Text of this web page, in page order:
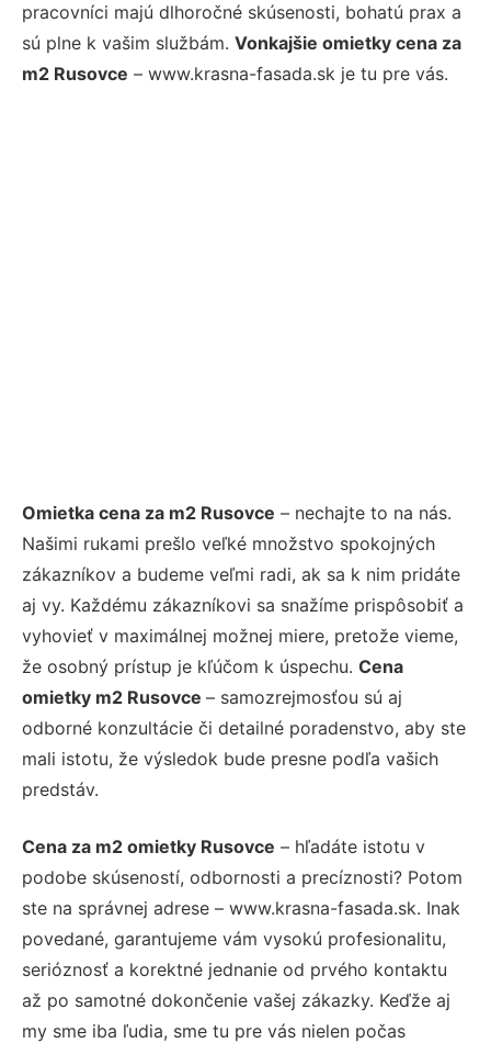
pracovníci majú dlhoročné skúsenosti, bohatú prax a
sú plne k vašim službám. Vonkajšie omietky cena za
m2 Rusovce – www.krasna-fasada.sk je tu pre vás.
Omietka cena za m2 Rusovce – nechajte to na nás.
Našimi rukami prešlo veľké množstvo spokojných
zákazníkov a budeme veľmi radi, ak sa k nim pridáte
aj vy. Každému zákazníkovi sa snažíme prispôsobiť a
vyhovieť v maximálnej možnej miere, pretože vieme,
že osobný prístup je kľúčom k úspechu. Cena
omietky m2 Rusovce – samozrejmosťou sú aj
odborné konzultácie či detailné poradenstvo, aby ste
mali istotu, že výsledok bude presne podľa vašich
predstáv.
Cena za m2 omietky Rusovce – hľadáte istotu v
podobe skúseností, odbornosti a precíznosti? Potom
ste na správnej adrese – www.krasna-fasada.sk. Inak
povedané, garantujeme vám vysokú profesionalitu,
serióznosť a korektné jednanie od prvého kontaktu
až po samotné dokončenie vašej zákazky. Keďže aj
my sme iba ľudia, sme tu pre vás nielen počas